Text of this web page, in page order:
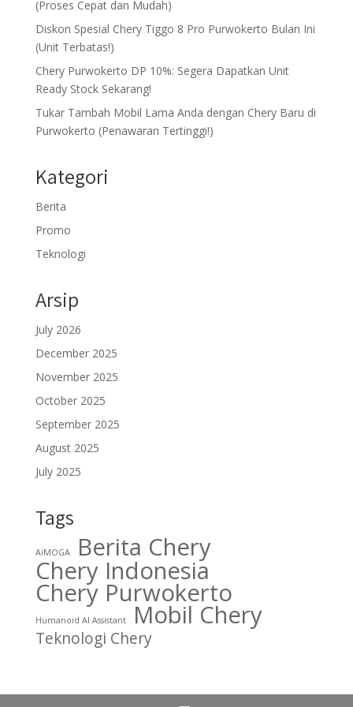
(Proses Cepat dan Mudah)
Diskon Spesial Chery Tiggo 8 Pro Purwokerto Bulan Ini
(Unit Terbatas!)
Chery Purwokerto DP 10%: Segera Dapatkan Unit
Ready Stock Sekarang!
Tukar Tambah Mobil Lama Anda dengan Chery Baru di
Purwokerto (Penawaran Tertinggi!)
Kategori
Berita
Promo
Teknologi
Arsip
July 2026
December 2025
November 2025
October 2025
September 2025
August 2025
July 2025
Tags
AiMOGA Berita Chery
Chery Indonesia
Chery Purwokerto
Humanoid AI Assistant Mobil Chery
Teknologi Chery